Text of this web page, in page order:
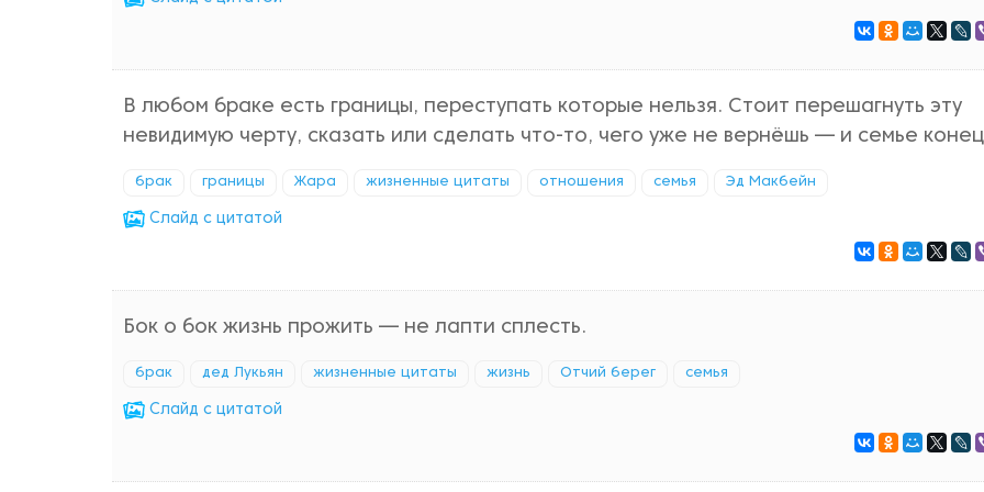
В любом браке есть границы, переступать которые нельзя. Стоит перешагнуть эту
невидимую черту, сказать или сделать что-то, чего уже не вернёшь — и семье
брак границы Жара жизненные цитаты отношения семья Эд Макбейн
Cлайд с цитатой
Бок о бок жизнь прожить — не лапти сплесть.
брак дед Лукьян жизненные цитаты жизнь Отчий берег семья
Cлайд с цитатой